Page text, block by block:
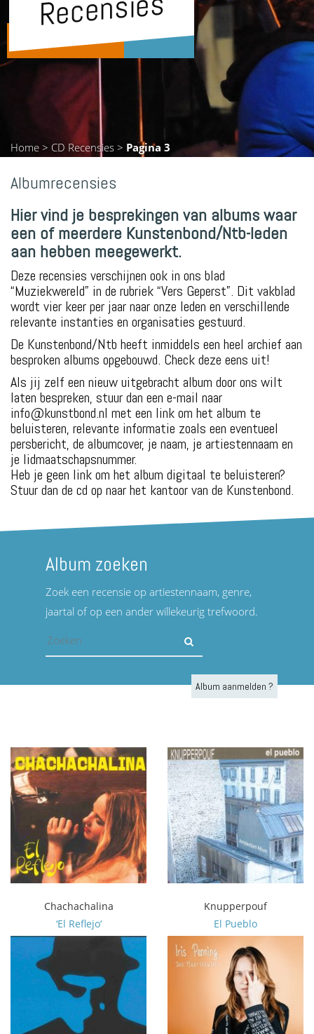
Home > CD Recensies > Pagina 3
Albumrecensies
Hier vind je besprekingen van albums waar
een of meerdere Kunstenbond/Ntb-leden
aan hebben meegewerkt.
Deze recensies verschijnen ook in ons blad
“Muziekwereld” in de rubriek “Vers Geperst”. Dit vakblad
wordt vier keer per jaar naar onze leden en verschillende
relevante instanties en organisaties gestuurd.
De Kunstenbond/Ntb heeft inmiddels een heel archief aan
besproken albums opgebouwd. Check deze eens uit!
Als jij zelf een nieuw uitgebracht album door ons wilt
laten bespreken, stuur dan een e-mail naar
info@kunstbond.nl met een link om het album te
beluisteren, relevante informatie zoals een eventueel
persbericht, de albumcover, je naam, je artiestennaam en
je lidmaatschapsnummer.
Heb je geen link om het album digitaal te beluisteren?
Stuur dan de cd op naar het kantoor van de Kunstenbond.
Album zoeken
Zoek een recensie op artiestennaam, genre,
jaartal of op een ander willekeurig trefwoord.
Album aanmelden ?
Chachachalina
‘El Reflejo‘
Knupperpouf
El Pueblo